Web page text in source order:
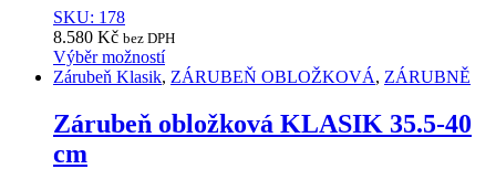
SKU: 178
8.580 Kč bez DPH
Výběr možností
This
has
multiple
variants.
Zárubeň Klasik, ZÁRUBEŇ OBLOŽKOVÁ, ZÁRUBNĚ
Zárubeň obložková KLASIK 35.5-40
cm